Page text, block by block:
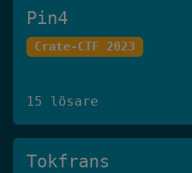
Pin4
Crate-CTF 2023
15 lösare
Tokfrans